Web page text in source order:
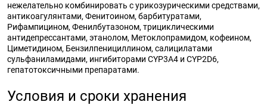
нежелательно комбинировать с урикозурическими средствами,
антикоагулянтами, Фенитоином, барбитуратами,
Рифампицином, Фенилбутазоном, трициклическими
антидепрессантами, этанолом, Метоклопрамидом, кофеином,
Циметидином, Бензилпенициллином, салицилатами
сульфаниламидами, ингибиторами CYP3A4 и CYP2D6,
гепатотоксичными препаратами.
Условия и сроки хранения